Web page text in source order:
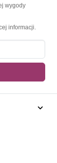
wygody
informacji.